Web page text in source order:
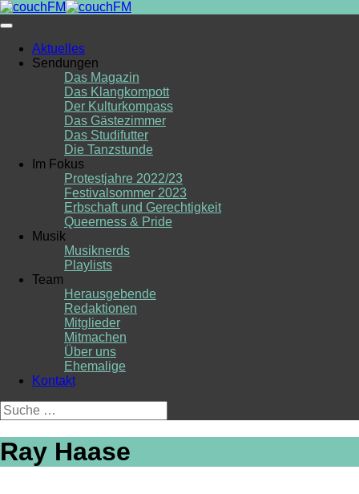
Skip
to
Aktuelles
Sendungen
Das Magazin
Das Klangkompott
Der Kulturkompass
Das Gästezimmer
Das Studifutter
Die Tanzstunde
Im Fokus
Protestjahre 2022/23
Festivalsommer 2023
Erbschaft und Gerechtigkeit
Queerness & Pride
Musik
Musiknerds
Playlists
Team
Herausgebende
Redaktionen
Mitglieder
Mitmachen
Über uns
Ehemalige
Kontakt
Suche
nach:
Ray Haase